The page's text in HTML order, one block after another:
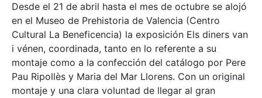
Desde el 21 de abril hasta el mes de octubre se alojó
en el Museo de Prehistoria de Valencia (Centro
Cultural La Beneficencia) la exposición Els diners van
i vénen, coordinada, tanto en lo referente a su
montaje como a la confección del catálogo por Pere
Pau Ripollès y Maria del Mar Llorens. Con un original
montaje y una clara voluntad de llegar al gran